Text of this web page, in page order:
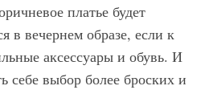
платье будет
в вечернем образе, если к
аксессуары и обувь. И
себе выбор более броских и